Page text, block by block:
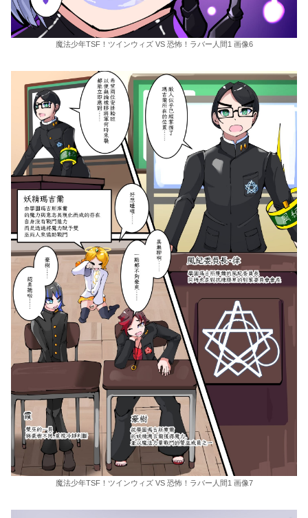
魔法少年TSF！ツインウィズ VS 恐怖！ラバー人間1 画像6
魔法少年TSF！ツインウィズ VS 恐怖！ラバー人間1 画像7